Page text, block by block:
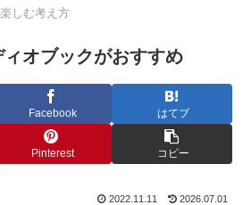
しむ考え方
オブックがおすすめ
Facebook はてブ
Pinterest コピー
2022.11.11 2026.07.01